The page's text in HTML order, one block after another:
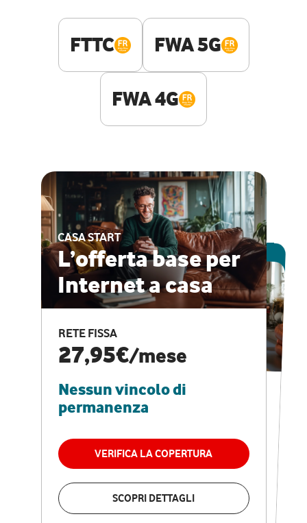
FTTC FWA 5G
FWA 4G
CASA START
L’offerta base per
Internet a casa
RETE FISSA
27,95€/mese
Nessun vincolo di
permanenza
VERIFICA LA COPERTURA
SCOPRI DETTAGLI
ESCLUSIVA ONLINE
CASA PRO
Internet veloce e
vantaggi speciali
RETE FISSA + VODAFONE CLUB
29,95€
permanenza
VERIFICA LA COPERTURA